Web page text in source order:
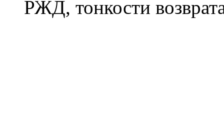
РЖД, тонкости